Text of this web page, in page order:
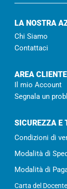
LA NOSTRA
Chi Siamo
Contattaci
AREA CLIENTE
Il mio Account
Segnala un
SICUREZZA E
Condizioni di
Modalità di
Modalità di
Carta del Docente